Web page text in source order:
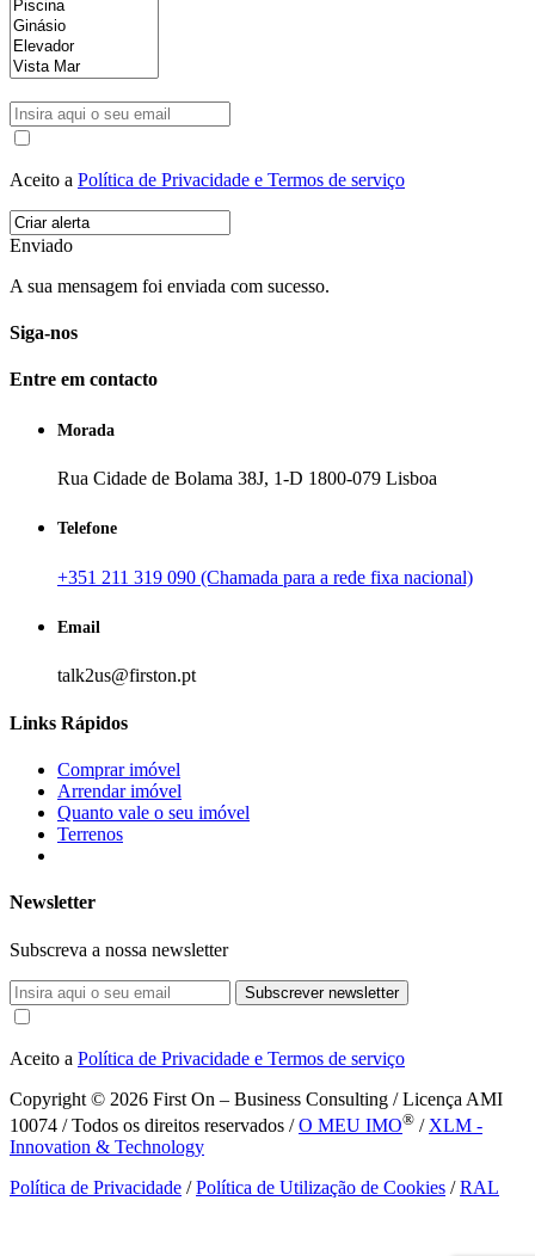
Aceito a Política de Privacidade e Termos de serviço
Enviado
A sua mensagem foi enviada com sucesso.
Siga-nos
Entre em contacto
Morada
Rua Cidade de Bolama 38J, 1-D 1800-079 Lisboa
Telefone
+351 211 319 090 (Chamada para a rede fixa nacional)
Email
talk2us@firston.pt
Links Rápidos
Comprar imóvel
Arrendar imóvel
Quanto vale o seu imóvel
Terrenos
Newsletter
Subscreva a nossa newsletter
Subscrever newsletter
Aceito a Política de Privacidade e Termos de serviço
Copyright © 2026 First On – Business Consulting / Licença AMI
10074 / Todos os direitos reservados /O MEU IMO® / XLM -
Innovation & Technology
Política de Privacidade /Política de Utilização de Cookies /RAL